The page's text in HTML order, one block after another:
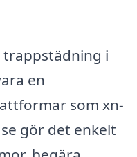
i
en
som xn-
gör det enkelt